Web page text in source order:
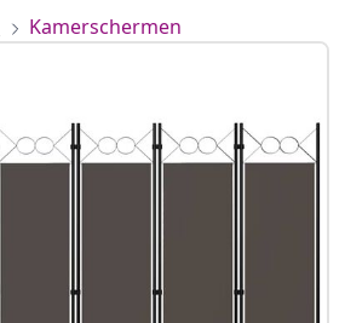
Kamerschermen